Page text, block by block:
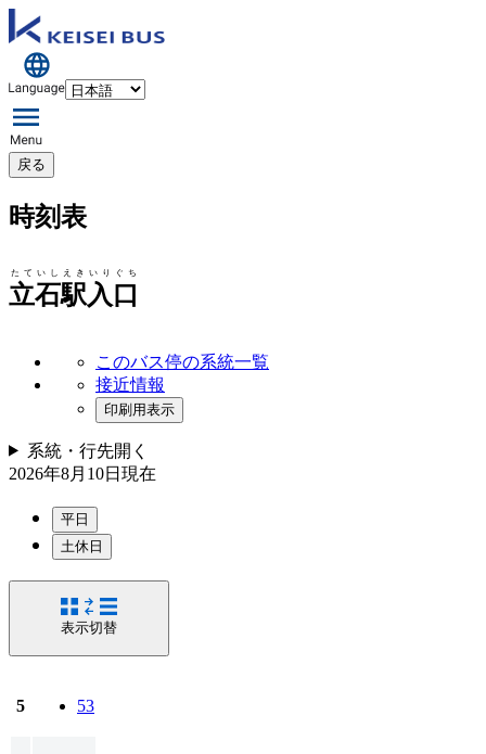
戻る
時刻表
立石駅入口
たていしえきいりぐち
このバス停の系統一覧
接近情報
印刷用表示
系統・行先開く
2026年8月10日 現在
平日
土休日
表示切替
5 53